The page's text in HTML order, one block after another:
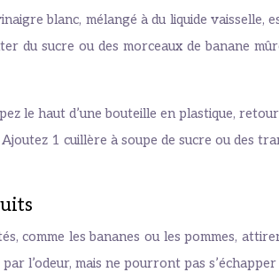
blanc, mélangé à du liquide vaisselle,
du sucre ou des morceaux de banane
le haut d’une bouteille en plastique,
Ajoutez 1 cuillère à soupe de sucre ou des
comme les bananes ou les pommes,
l’odeur, mais ne pourront pas